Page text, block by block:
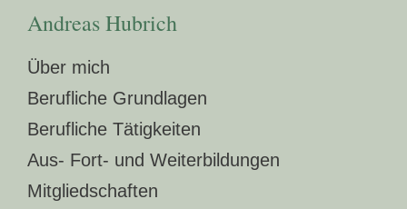
Andreas Hubrich
Über mich
Berufliche Grundlagen
Berufliche Tätigkeiten
Aus- Fort- und Weiterbildungen
Mitgliedschaften